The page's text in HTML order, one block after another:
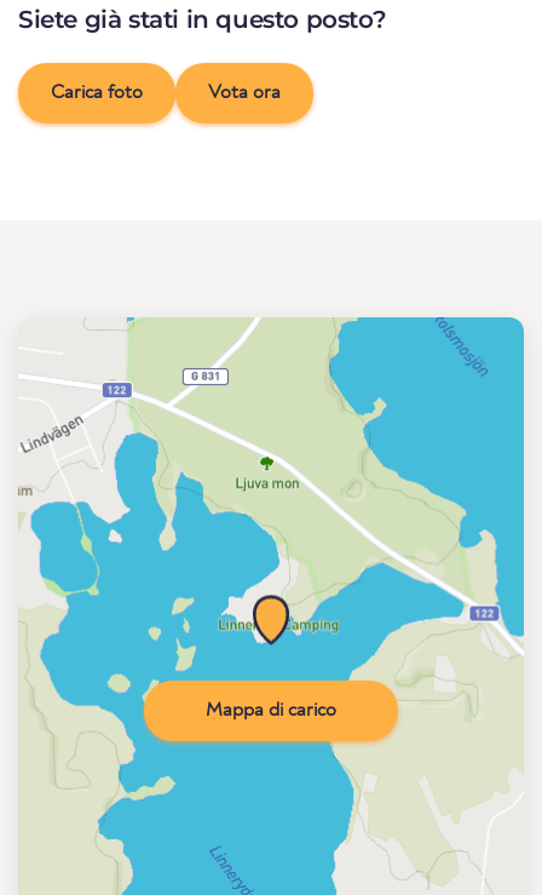
Siete già stati in questo posto?
Carica foto Vota ora
Mappa di carico